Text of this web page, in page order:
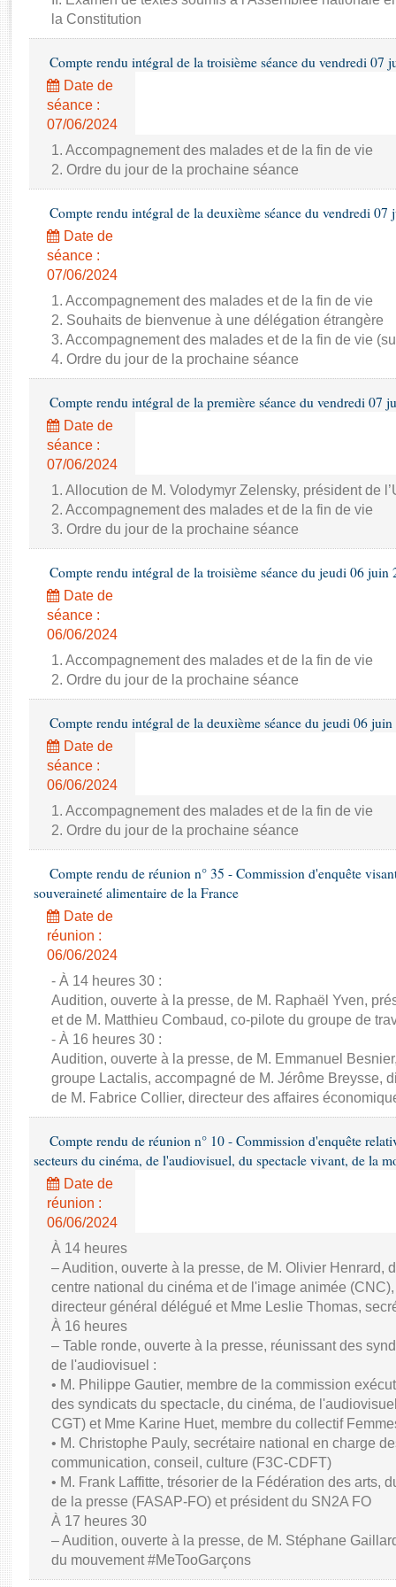
Rapports d'enquête
Rapports législatifs
Baromètre de l’application des lois
Dossiers législatifs
Questions écrites et orales
la Constitution
Compte rendu intégral de la troisième séance du vendredi 07
Date de
séance :
07/06/2024
1. Accompagnement des malades et de la fin de vie
2. Ordre du jour de la prochaine séance
Compte rendu intégral de la deuxième séance du vendredi 07
Date de
séance :
07/06/2024
1. Accompagnement des malades et de la fin de vie
2. Souhaits de bienvenue à une délégation étrangère
3. Accompagnement des malades et de la fin de vie
4. Ordre du jour de la prochaine séance
Compte rendu intégral de la première séance du vendredi 07
Date de
séance :
07/06/2024
1. Allocution de M. Volodymyr Zelensky, président de
2. Accompagnement des malades et de la fin de vie
3. Ordre du jour de la prochaine séance
Compte rendu intégral de la troisième séance du jeudi 06 juin
Date de
séance :
06/06/2024
1. Accompagnement des malades et de la fin de vie
2. Ordre du jour de la prochaine séance
Compte rendu intégral de la deuxième séance du jeudi 06
Date de
séance :
06/06/2024
1. Accompagnement des malades et de la fin de vie
2. Ordre du jour de la prochaine séance
Compte rendu de réunion n° 35 - Commission d'enquête
souveraineté alimentaire de la France
Date de
réunion :
06/06/2024
- À 14 heures 30 :
Audition, ouverte à la presse, de M. Raphaël Yven,
et de M. Matthieu Combaud, co-pilote du groupe de
- À 16 heures 30 :
Audition, ouverte à la presse, de M. Emmanuel
groupe Lactalis, accompagné de M. Jérôme Breysse,
de M. Fabrice Collier, directeur des affaires
Compte rendu de réunion n° 10 - Commission d'enquête
secteurs du cinéma, de l'audiovisuel, du spectacle vivant, de la
Date de
réunion :
06/06/2024
À 14 heures
– Audition, ouverte à la presse, de M. Olivier Henrard,
centre national du cinéma et de l'image animée
directeur général délégué et Mme Leslie Thomas,
À 16 heures
– Table ronde, ouverte à la presse, réunissant des
de l'audiovisuel :
• M. Philippe Gautier, membre de la commission
des syndicats du spectacle, du cinéma, de
CGT) et Mme Karine Huet, membre du collectif
• M. Christophe Pauly, secrétaire national en charge
communication, conseil, culture (F3C-CDFT)
• M. Frank Laffitte, trésorier de la Fédération des arts,
de la presse (FASAP-FO) et président du SN2A FO
À 17 heures 30
– Audition, ouverte à la presse, de M. Stéphane
du mouvement #MeTooGarçons